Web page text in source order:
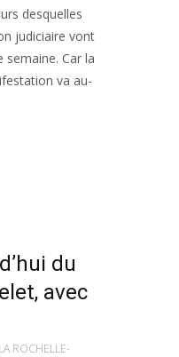
desquelles
judiciaire vont
semaine. Car la
va au-
du
avec
LA ROCHELLE-